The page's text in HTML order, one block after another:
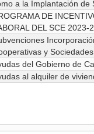
a la Implantación de
DE
DEL SCE 2023-
y
del Gobierno de
al alquiler de